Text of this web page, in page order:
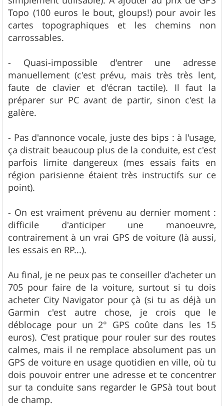
Topo (100 euros le bout, gloups!) pour avoir les
cartes topographiques et les chemins non
carrossables.
- Quasi-impossible d'entrer une adresse
manuellement (c'est prévu, mais très très lent,
faute de clavier et d'écran tactile). Il faut la
préparer sur PC avant de partir, sinon c'est la
galère.
- Pas d'annonce vocale, juste des bips : à l'usage,
ça distrait beaucoup plus de la conduite, est c'est
parfois limite dangereux (mes essais faits en
région parisienne étaient très instructifs sur ce
point).
- On est vraiment prévenu au dernier moment :
difficile d'anticiper une manoeuvre,
contrairement à un vrai GPS de voiture (là aussi,
les essais en RP...).
Au final, je ne peux pas te conseiller d'acheter un
705 pour faire de la voiture, surtout si tu dois
acheter City Navigator pour çà (si tu as déjà un
Garmin c'est autre chose, je crois que le
déblocage pour un 2° GPS coûte dans les 15
euros). C'est pratique pour rouler sur des routes
calmes, mais il ne remplace absolument pas un
GPS de voiture en usage quotidien en ville, où tu
dois pouvoir entrer une adresse et te concentrer
sur ta conduite sans regarder le GPSà tout bout
de champ.